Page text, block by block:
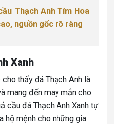
Thạch Anh Tím Hoa
nguồn gốc rõ ràng
Xanh
thấy đá Thạch Anh là
mang đến may mắn cho
cầu đá Thạch Anh Xanh tự
hộ mệnh cho những gia